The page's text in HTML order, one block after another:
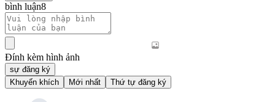
bình luận8
Đính kèm hình ảnh
sự đăng ký
Khuyến khích
Mới nhất Thứ tự đăng ký